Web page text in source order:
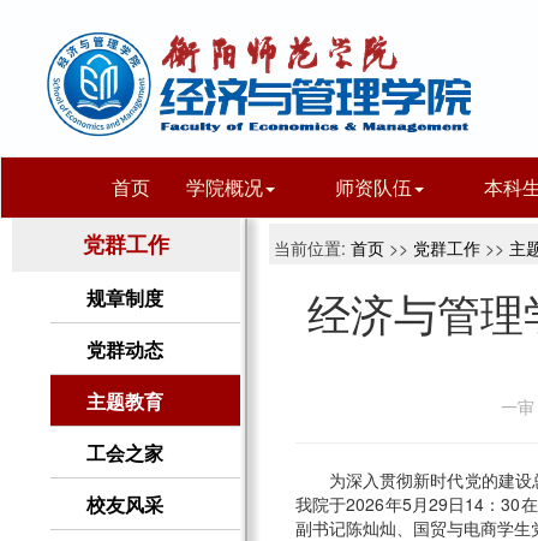
首页 学院概况 师资队伍 本科
党群工作
规章制度
党群动态
主题教育
工会之家
校友风采
当前位置: 首页 >> 党群工作 >> 主
经济与管
一
为深入贯彻新时代党的建
我院于2026年5月29日14：30
副书记陈灿灿、国贸与电商学